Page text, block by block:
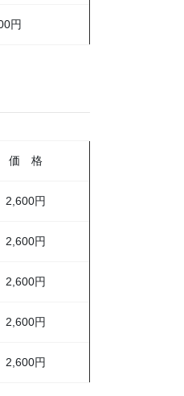
円
価 格
2,600円
2,600円
2,600円
2,600円
2,600円